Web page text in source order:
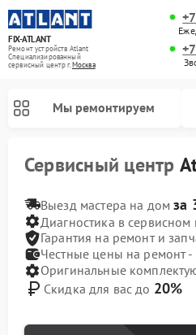
FIX-ATLANT
Ремонт устройств Atlant
Специализированный
cервисный центр г.Москва
Мы ремонтируем
Сервисный центр
Выезд мастера на домза
Диагностика в сервисном
Гарантия на ремонт и
Честные цены на ремонт -
Оригинальные
Скидка для вас до 20%